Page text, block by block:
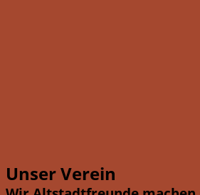
Unser Verein